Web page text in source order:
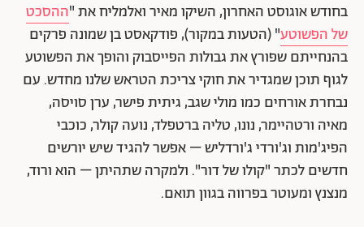
בחודש אוגוסט האחרון, השיקו מאיר ואלמליח את "ההסכט
של הפשוטע" (הטעות במקור), פודקאסט בן שמונה פרקים
בהנחייתם שפורץ את גבולות הפייסבוק והופך את הפשוטע
לגוף תוכן שמגדיר את חוקי צריכת הטראש שלנו מחדש. עם
נבחרת אורחים כמו מולי שגב, גיתית פישר, ערן סויסה,
מאיה ורטהיימר, נונו, טליה ברטפלד, נועה קולר, כוכבי
הפיג'מות וג'ורדי ג'ורדליש – אפשר להגיד שיש יורשים
חדשים לכתר "קולו של דור". ולמקרה שתהיתן – הוא ורוד,
מנצנץ ומעוטר בפרווה בגוון תואם.